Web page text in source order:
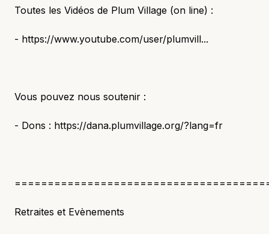
Toutes les Vidéos de Plum Village (on line) :
- https://www.youtube.com/user/plumvill...
Vous pouvez nous soutenir :
- Dons : https://dana.plumvillage.org/?lang=fr
Retraites et Evènements